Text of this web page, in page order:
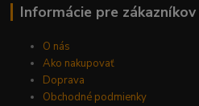
Informácie pre zákazníkov
O nás
Ako nakupovať
Doprava
Obchodné podmienky